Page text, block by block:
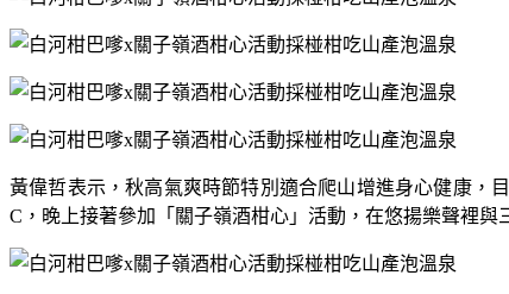
黃偉哲表示，秋高氣爽時節特別適合爬山增進身心健康，
C ，晚上接著參加「關子嶺酒柑心」活動，在悠揚樂聲裡